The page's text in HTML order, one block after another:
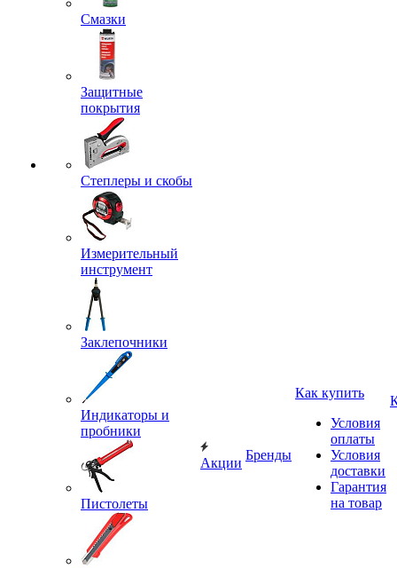
Смазки
Защитные
покрытия
Степлеры и скобы
Измерительный
инструмент
Заклепочники
Индикаторы и
пробники
Пистолеты
Акции
Бренды
Как купить
Условия
оплаты
Условия
доставки
Гарантия
на товар